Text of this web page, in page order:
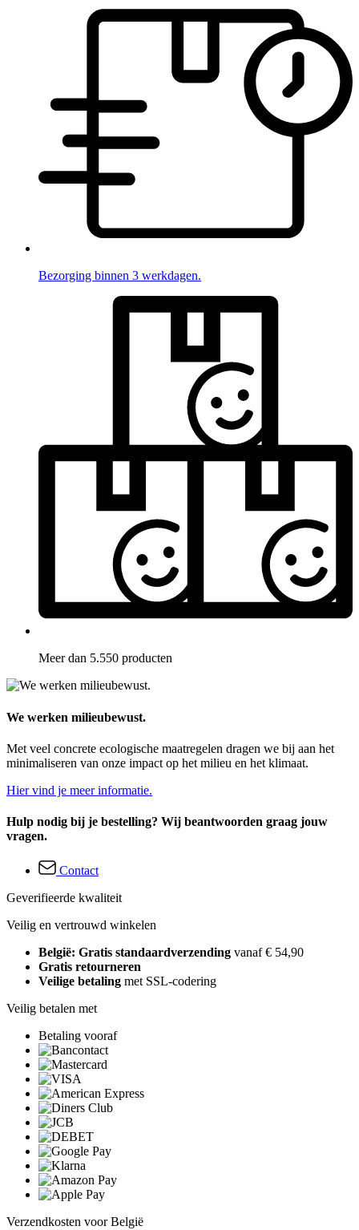
Bezorging binnen 3 werkdagen.
Meer dan 5.550 producten
We werken milieubewust.
Met veel concrete ecologische maatregelen dragen we bij aan het
minimaliseren van onze impact op het milieu en het klimaat.
Hier vind je meer informatie.
Hulp nodig bij je bestelling? Wij beantwoorden graag jouw
vragen.
Contact
Geverifieerde kwaliteit
Veilig en vertrouwd winkelen
België: Gratis standaardverzending vanaf € 54,90
Gratis retourneren
Veilige betaling met SSL-codering
Veilig betalen met
Betaling vooraf
Verzendkosten voor België